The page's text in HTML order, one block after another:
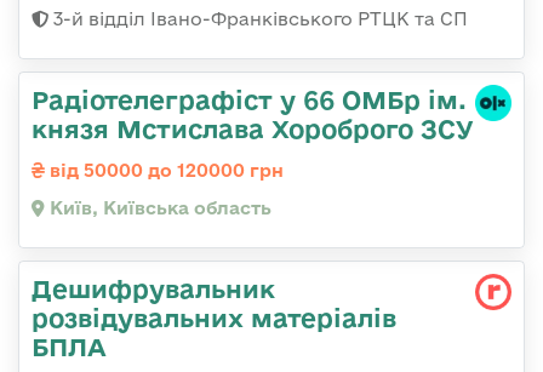
3-й відділ Івано-Франківського РТЦК та СП
Радіотелеграфіст у 66 ОМБр ім.
князя Мстислава Хороброго ЗСУ
від 50000 до 120000 грн
Київ, Київська область
Дешифрувальник
розвідувальних матеріалів
БПЛА